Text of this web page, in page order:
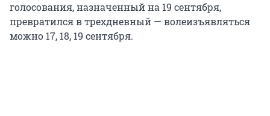
голосования, назначенный на 19 сентября,
превратился в трехдневный — волеизъявляться
можно 17, 18, 19 сентября.